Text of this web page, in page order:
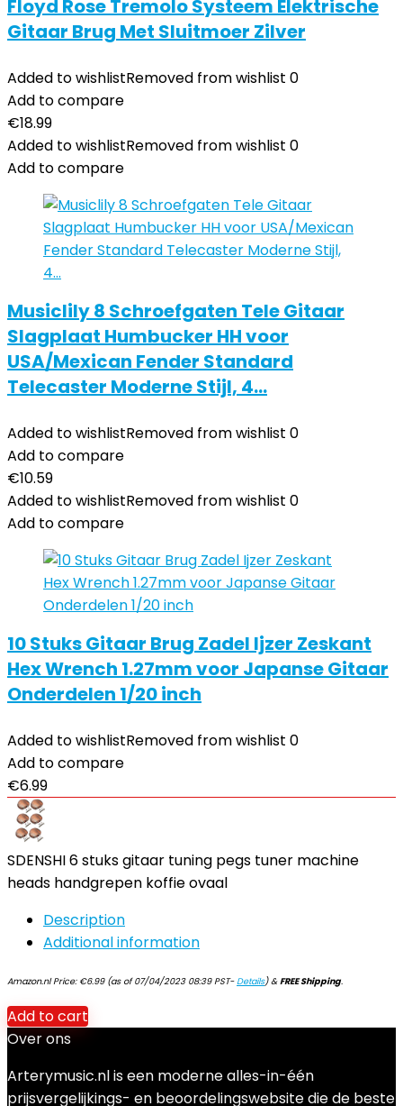
Floyd Rose Tremolo Systeem Elektrische
Gitaar Brug Met Sluitmoer Zilver
Added to wishlistRemoved from wishlist 0
Add to compare
€18.99
Added to wishlistRemoved from wishlist 0
Add to compare
Musiclily 8 Schroefgaten Tele Gitaar
Slagplaat Humbucker HH voor
USA/Mexican Fender Standard
Telecaster Moderne Stijl, 4…
Added to wishlistRemoved from wishlist 0
Add to compare
€10.59
Added to wishlistRemoved from wishlist 0
Add to compare
10 Stuks Gitaar Brug Zadel Ijzer Zeskant
Hex Wrench 1.27mm voor Japanse Gitaar
Onderdelen 1/20 inch
Added to wishlistRemoved from wishlist 0
Add to compare
€6.99
SDENSHI 6 stuks gitaar tuning pegs tuner machine
heads handgrepen koffie ovaal
Description
Additional information
Amazon.nl Price: €6.99(as of 07/04/2023 08:39 PST-Details)&FREE Shipping.
Add to cart
Over ons
Arterymusic.nl is een moderne alles-in-één
prijsvergelijkings- en beoordelingswebsite die de beste